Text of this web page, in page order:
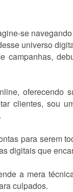
se
universo
oferecendo
clientes, sou
para serem
digitais que
a mera
culpados.